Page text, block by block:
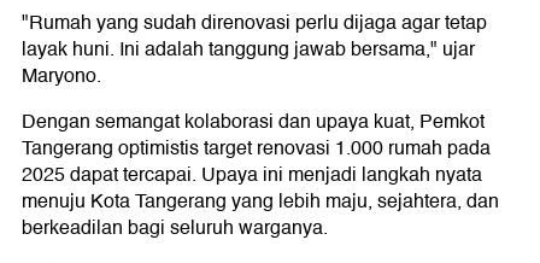
"Rumah yang sudah direnovasi perlu dijaga agar tetap
layak huni. Ini adalah tanggung jawab bersama," ujar
Maryono.
Dengan semangat kolaborasi dan upaya kuat, Pemkot
Tangerang optimistis target renovasi 1.000 rumah pada
2025 dapat tercapai. Upaya ini menjadi langkah nyata
menuju Kota Tangerang yang lebih maju, sejahtera, dan
berkeadilan bagi seluruh warganya.